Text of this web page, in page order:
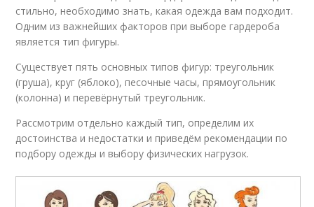
стильно, необходимо знать, какая одежда вам подходит.
Одним из важнейших факторов при выборе гардероба
является тип фигуры.
Существует пять основных типов фигур: треугольник
(груша), круг (яблоко), песочные часы, прямоугольник
(колонна) и перевёрнутый треугольник.
Рассмотрим отдельно каждый тип, определим их
достоинства и недостатки и приведём рекомендации по
подбору одежды и выбору физических нагрузок.